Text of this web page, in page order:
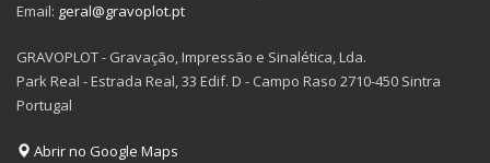
Email: geral@gravoplot.pt
GRAVOPLOT - Gravação, Impressão e Sinalética, Lda.
Park Real - Estrada Real, 33 Edif. D - Campo Raso 2710-450 Sintra
Portugal
Abrir no Google Maps